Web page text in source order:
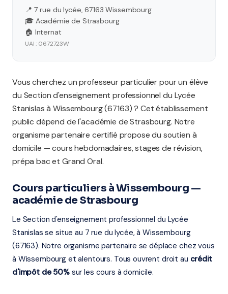
📍 7 rue du lycée, 67163 Wissembourg
🎓 Académie de Strasbourg
🏠 Internat
UAI : 0672723W
Vous cherchez un professeur particulier pour un élève
du Section d'enseignement professionnel du Lycée
Stanislas à Wissembourg (67163) ? Cet établissement
public dépend de l'académie de Strasbourg. Notre
organisme partenaire certifié propose du soutien à
domicile — cours hebdomadaires, stages de révision,
prépa bac et Grand Oral.
Cours particuliers à Wissembourg —
académie de Strasbourg
Le Section d'enseignement professionnel du Lycée
Stanislas se situe au 7 rue du lycée, à Wissembourg
(67163). Notre organisme partenaire se déplace chez vous
à Wissembourg et alentours. Tous ouvrent droit au crédit
d'impôt de 50%sur les cours à domicile.